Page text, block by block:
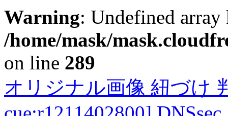
Warning: Undefined
/home/mask/
on line 289
オリジナル画像 紐づけ